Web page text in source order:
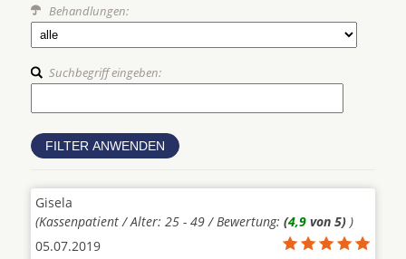
Behandlungen:
Suchbegriff eingeben:
Gisela
(Kassenpatient / Alter: 25 - 49 / Bewertung: (4,9 von 5) )
05.07.2019